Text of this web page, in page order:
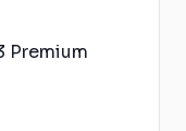
Premium